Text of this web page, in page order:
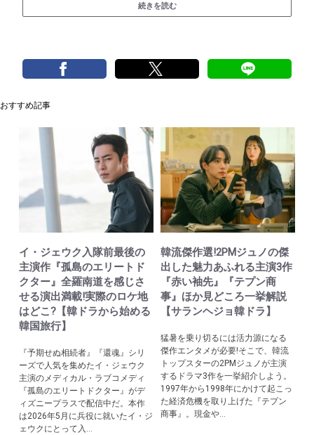
続きを読む
おすすめ記事
イ・ジェウク入隊前最後の
主演作『孤島のエリートド
クター』全羅南道を感じさ
せる演出満載!実際のロケ地
はどこ?【韓ドラから始める
韓国旅行】
『予期せぬ相続者』『還魂』シリ
ーズで人気を集めたイ・ジェウク
主演のメディカル・ラブコメディ
『孤島のエリートドクター』がデ
ィズニープラスで配信中だ。本作
は2026年5月に兵役に就いたイ・ジ
ェウクにとって入...
韓流傑作選!2PMジュノの傑
出した魅力あふれる主演3作
『赤い袖先』『テプン商
事』ほか見どころ一挙解説
【サランヘジョ韓ドラ】
猛暑を乗り切るには活力源になる
傑作エンタメが必要!そこで、韓流
トップスターの2PMジュノが主演
するドラマ3作を一挙紹介しよう。
1997年から1998年にかけて起こっ
た経済危機を取り上げた『テプン
商事』。現金や...